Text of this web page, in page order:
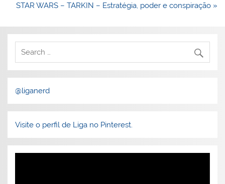
deSTAR WARS – TARKIN – Estratégia, poder e conspiração »
@liganerd
Visite o perfil de Liga no Pinterest.
Tocador